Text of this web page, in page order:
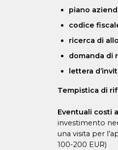
piano
codice
ricerca di
domanda di
lettera
Tempistica di
Eventuali costi
investimento
una visita per
100-200 EUR)